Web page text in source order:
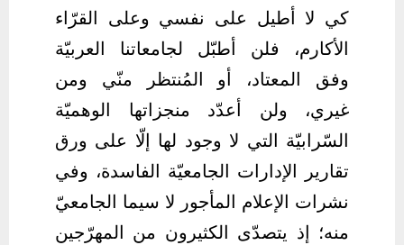
كي لا أطيل على نفسي وعلى القرّاء
الأكارم، فلن أطبّل لجامعاتنا العربيّة
وفق المعتاد، أو المُنتظر منّي ومن
غيري، ولن أعدّد منجزاتها الوهميّة
السّرابيّة التي لا وجود لها إلّا على ورق
تقارير الإدارات الجامعيّة الفاسدة، وفي
نشرات الإعلام المأجور لا سيما الجامعيّ
منه؛ إذ يتصدّى الكثيرون من المهرّجين